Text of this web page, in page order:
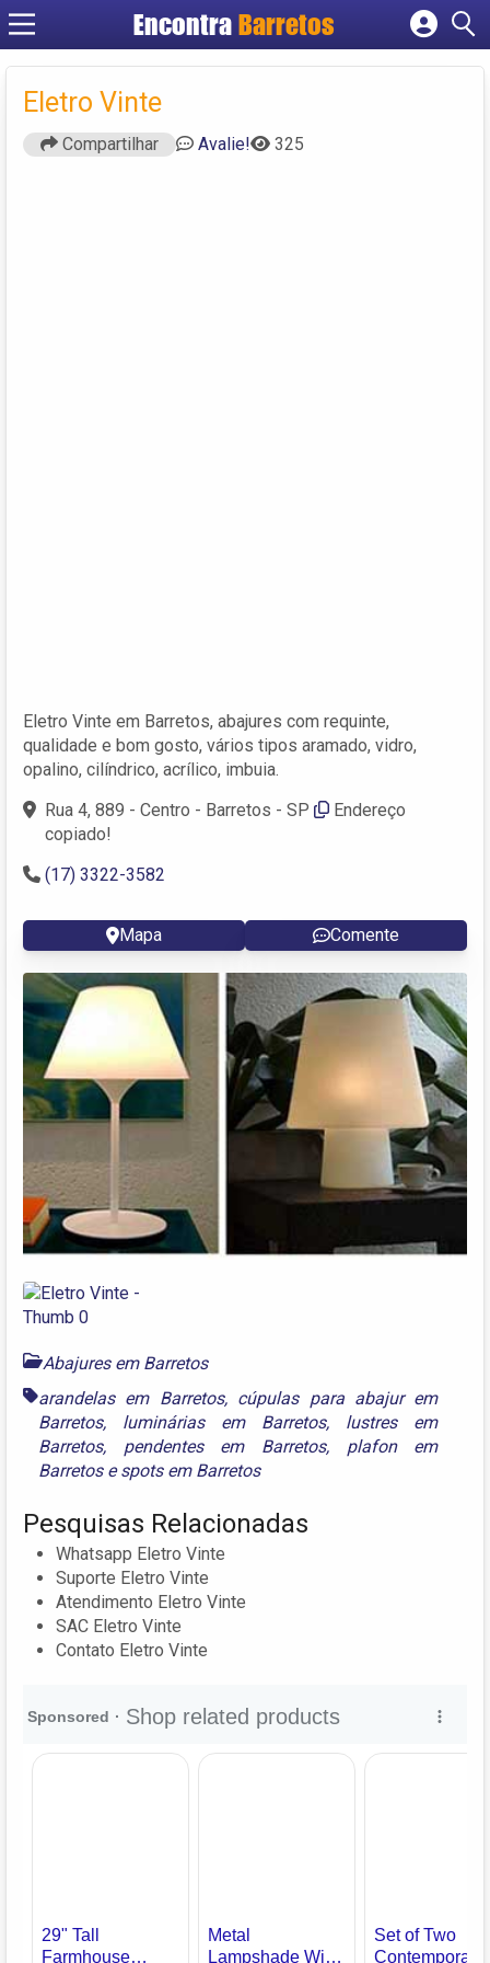
Encontra Barretos
Cadastrar empresa
Eletro Vinte
Compartilhar Avalie! 325
Eletro Vinte em Barretos, abajures com requinte,
qualidade e bom gosto, vários tipos aramado, vidro,
opalino, cilíndrico, acrílico, imbuia.
Rua 4, 889 - Centro - Barretos - SP
Endereço
copiado!
(17) 3322-3582
Mapa Comente
Abajures em Barretos
arandelas em Barretos, cúpulas para abajur em
Barretos, luminárias em Barretos, lustres em
Barretos, pendentes em Barretos, plafon em
Barretosespots em Barretos
Pesquisas Relacionadas
Whatsapp Eletro Vinte
Suporte Eletro Vinte
Atendimento Eletro Vinte
SAC Eletro Vinte
Contato Eletro Vinte